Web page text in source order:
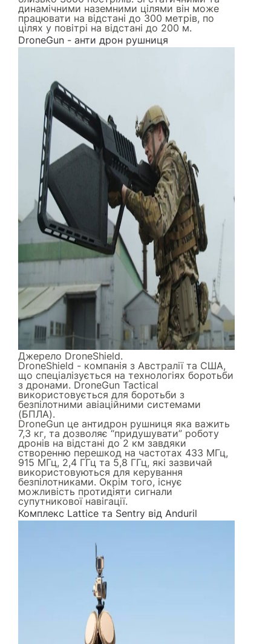
динамічними наземними цілями він може
працювати на відстані до 300 метрів, по
цілях у повітрі на відстані до 200 м.
DroneGun - анти дрон рушниця
Джерело DroneShield.
DroneShield - компанія з Австралії та США,
що спеціалізується на технологіях боротьби
з дронами. DroneGun Tactical
використовується для боротьби з
безпілотними авіаційними системами
(БПЛА).
DroneGun це антидрон рушниця яка важить
7,3 кг, та дозволяє “придушувати” роботу
дронів на відстані до 2 км завдяки
створенню перешкод на частотах 433 МГц,
915 МГц, 2,4 ГГц та 5,8 ГГц, які зазвичай
використовуються для керування
безпілотниками. Окрім того, існує
можливість протидіяти сигнали
супутникової навігації.
Комплекс Lattice та Sentry від Anduril